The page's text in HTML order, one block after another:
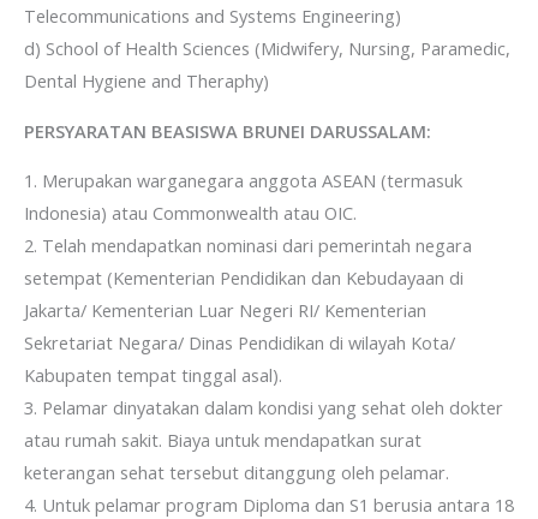
Telecommunications and Systems Engineering)
d) School of Health Sciences (Midwifery, Nursing, Paramedic,
Dental Hygiene and Theraphy)
PERSYARATAN BEASISWA BRUNEI DARUSSALAM:
1. Merupakan warganegara anggota ASEAN (termasuk
Indonesia) atau Commonwealth atau OIC.
2. Telah mendapatkan nominasi dari pemerintah negara
setempat (Kementerian Pendidikan dan Kebudayaan di
Jakarta/ Kementerian Luar Negeri RI/ Kementerian
Sekretariat Negara/ Dinas Pendidikan di wilayah Kota/
Kabupaten tempat tinggal asal).
3. Pelamar dinyatakan dalam kondisi yang sehat oleh dokter
atau rumah sakit. Biaya untuk mendapatkan surat
keterangan sehat tersebut ditanggung oleh pelamar.
4. Untuk pelamar program Diploma dan S1 berusia antara 18